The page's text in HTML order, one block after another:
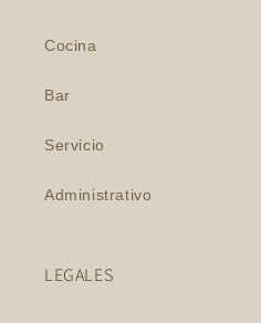
Cocina
Bar
Servicio
Administrativo
LEGALES